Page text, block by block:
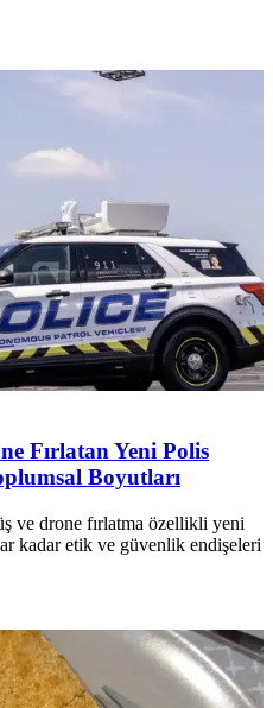
Fırlatan Yeni Polis
Boyutları
ve drone fırlatma özellikli yeni
kadar etik ve güvenlik endişeleri